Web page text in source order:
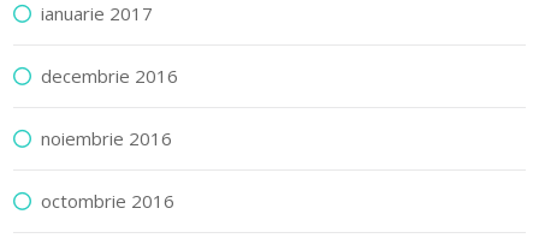
ianuarie 2017
decembrie 2016
noiembrie 2016
octombrie 2016